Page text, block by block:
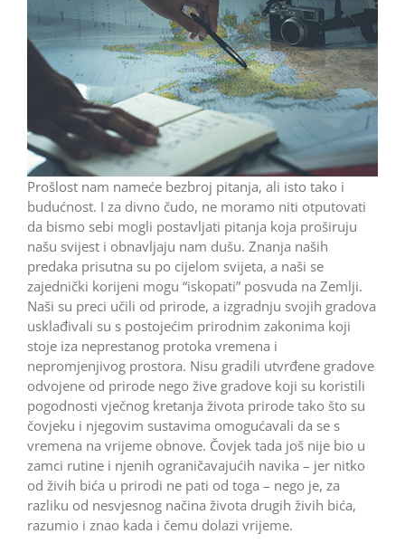
Prošlost nam nameće bezbroj pitanja, ali isto tako i
budućnost. I za divno čudo, ne moramo niti otputovati
da bismo sebi mogli postavljati pitanja koja proširuju
našu svijest i obnavljaju nam dušu. Znanja naših
predaka prisutna su po cijelom svijeta, a naši se
zajednički korijeni mogu “iskopati” posvuda na Zemlji.
Naši su preci učili od prirode, a izgradnju svojih gradova
usklađivali su s postojećim prirodnim zakonima koji
stoje iza neprestanog protoka vremena i
nepromjenjivog prostora. Nisu gradili utvrđene gradove
odvojene od prirode nego žive gradove koji su koristili
pogodnosti vječnog kretanja života prirode tako što su
čovjeku i njegovim sustavima omogućavali da se s
vremena na vrijeme obnove. Čovjek tada još nije bio u
zamci rutine i njenih ograničavajućih navika – jer nitko
od živih bića u prirodi ne pati od toga – nego je, za
razliku od nesvjesnog načina života drugih živih bića,
razumio i znao kada i čemu dolazi vrijeme.